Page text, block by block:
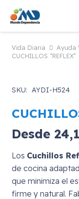
Vida Diaria Ayuda
CUCHILLOS “REFLEX”
SKU: AYDI-H524
Desde
Los Cuchillos
de cocina
que minimiza el
firme y natural.